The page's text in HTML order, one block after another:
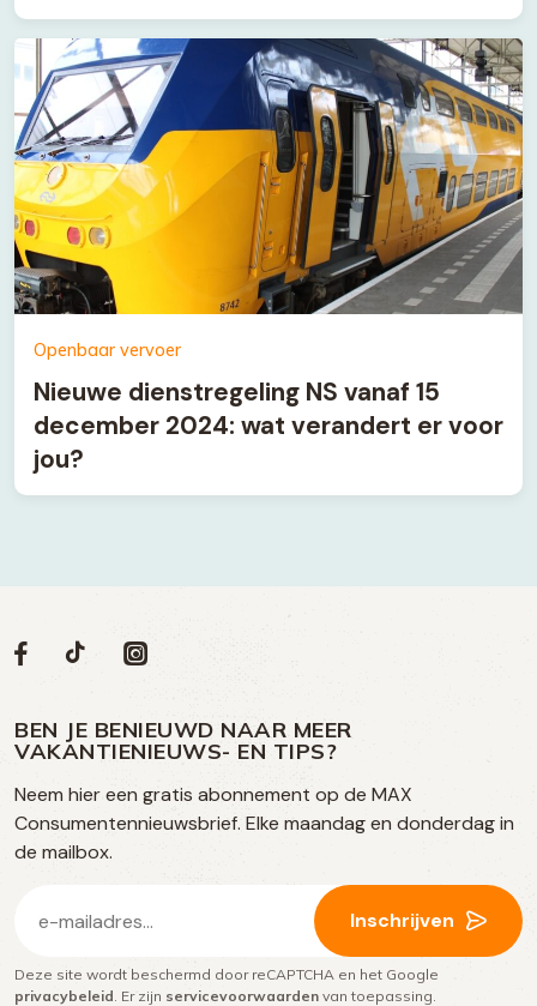
Openbaar vervoer
Nieuwe dienstregeling NS vanaf 15
december 2024: wat verandert er voor
jou?
Volg
op
social
media
Social
Volg
op
Facebook
Volg
op
TikTok
Volg
op
Instagram
BEN JE BENIEUWD NAAR MEER
VAKANTIENIEUWS- EN TIPS?
Neem hier een gratis abonnement op de MAX
Consumentennieuwsbrief. Elke maandag en donderdag in
de mailbox.
mailadres
(Vereist)
Inschrijven
Deze site wordt beschermd door reCAPTCHA en het Google
privacybeleid . Er zijn servicevoorwaarden van toepassing.